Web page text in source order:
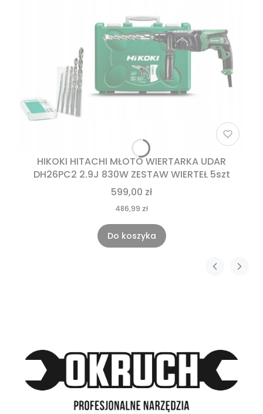
HIKOKI HITACHI MŁOTO WIERTARKA UDAR
DH26PC2 2.9J 830W ZESTAW WIERTEŁ 5szt
599,00 zł
486,99 zł
Do koszyka